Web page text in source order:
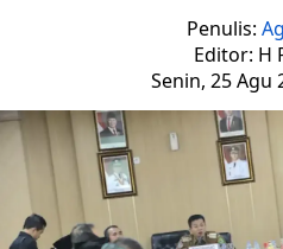
Penulis:
Editor: H
Senin, 25 Agu